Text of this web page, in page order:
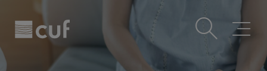
este
inclui
um
para
conteúdo
principal
Prevenção e bem-estar
Grandes Áreas da Saúde
Serviços CUF